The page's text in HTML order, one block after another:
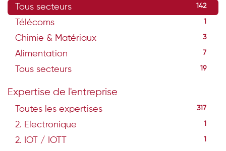
Tous secteurs 142
Télécoms 1
Chimie & Matériaux 3
Alimentation 7
Tous secteurs 19
Expertise de l'entreprise
Toutes les expertises 317
2. Electronique 1
2. IOT / IOTT 1